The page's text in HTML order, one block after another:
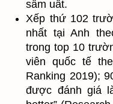
sầm uất.
Xếp thứ 102
nhất tại Anh
trong top 10
viên quốc tế
Ranking 2019);
được đánh giá